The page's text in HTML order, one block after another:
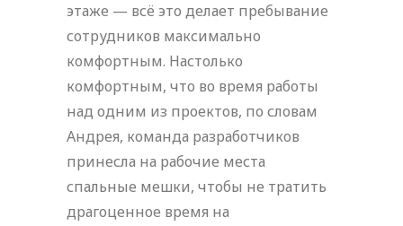
этаже — всё это делает пребывание
сотрудников максимально
комфортным. Настолько
комфортным, что во время работы
над одним из проектов, по словам
Андрея, команда разработчиков
принесла на рабочие места
спальные мешки, чтобы не тратить
драгоценное время на